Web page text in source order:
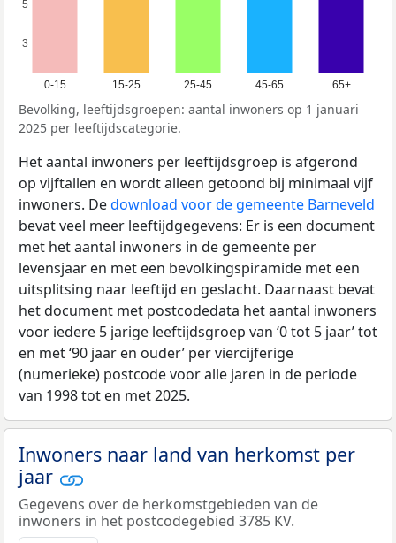
0-15 15-25 25-45 45-65 65+
3
3
5
5
Bevolking, leeftijdsgroepen: aantal inwoners op 1 januari
2025 per leeftijdscategorie.
Het aantal inwoners per leeftijdsgroep is afgerond
op vijftallen en wordt alleen getoond bij minimaal vijf
inwoners. Dedownload voor de gemeente Barneveld
bevat veel meer leeftijdgegevens: Er is een document
met het aantal inwoners in de gemeente per
levensjaar en met een bevolkingspiramide met een
uitsplitsing naar leeftijd en geslacht. Daarnaast bevat
het document met postcodedata het aantal inwoners
voor iedere 5 jarige leeftijdsgroep van ‘0 tot 5 jaar’ tot
en met ‘90 jaar en ouder’ per viercijferige
(numerieke) postcode voor alle jaren in de periode
van 1998 tot en met 2025.
Inwoners naar land van herkomst per
jaar
Gegevens over de herkomstgebieden van de
inwoners in het postcodegebied 3785 KV.